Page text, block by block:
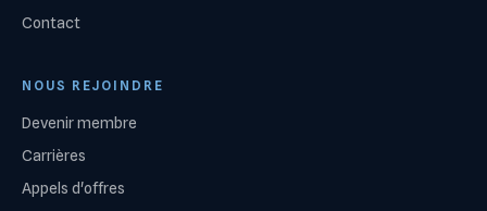
Contact
NOUS REJOINDRE
Devenir membre
Carrières
Appels d'offres